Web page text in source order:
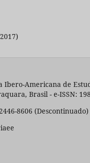
Ibero-Americana de
Brasil - e-ISSN:
8606 (Descontinuado)